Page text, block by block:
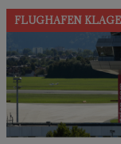
FLUGHAFEN